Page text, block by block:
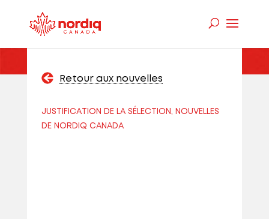
Retour aux nouvelles
JUSTIFICATION DE LA SÉLECTION, NOUVELLES
DE NORDIQ CANADA